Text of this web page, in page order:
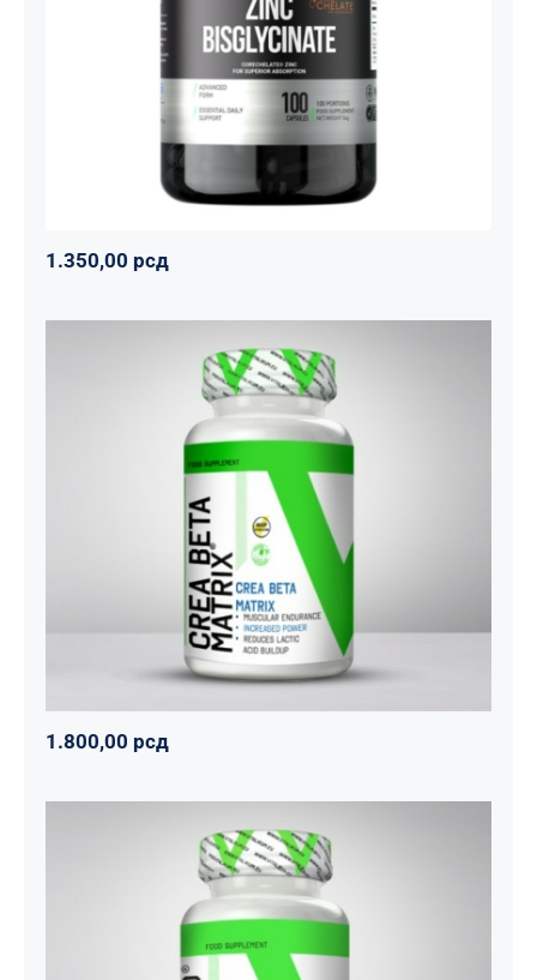
Basic supplements Svi proizvodi Vitaminko
1.350,00рсд
1.350,00 рсд
CREA BETA MATRIX
Napumpanko Svi proizvodi
1.800,00 рсд
1.800,00 рсд
Tribulus 1000